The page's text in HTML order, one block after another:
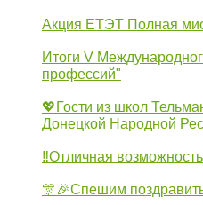
Акция ЕТЭТ Полная
Итоги V
профессий"
💖Гости из школ
Донецкой Народной
‼Отличная
🎊🎉Спешим